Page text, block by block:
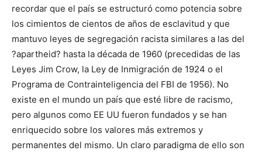
recordar que el país se estructuró como potencia sobre
los cimientos de cientos de años de esclavitud y que
mantuvo leyes de segregación racista similares a las del
?apartheid? hasta la década de 1960 (precedidas de las
Leyes Jim Crow, la Ley de Inmigración de 1924 o el
Programa de Contrainteligencia del FBI de 1956). No
existe en el mundo un país que esté libre de racismo,
pero algunos como EE UU fueron fundados y se han
enriquecido sobre los valores más extremos y
permanentes del mismo. Un claro paradigma de ello son